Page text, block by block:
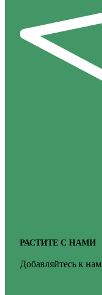
РАСТИТЕ С НАМИ
Добавляйтесь к нам